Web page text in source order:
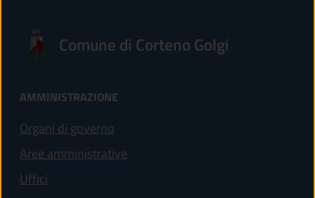
Comune di Corteno Golgi
AMMINISTRAZIONE
Organi di governo
Aree amministrative
Uffici